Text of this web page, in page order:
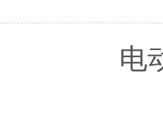
电